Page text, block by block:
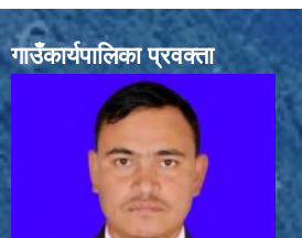
गाउँकार्यपालिका प्रवक्ता